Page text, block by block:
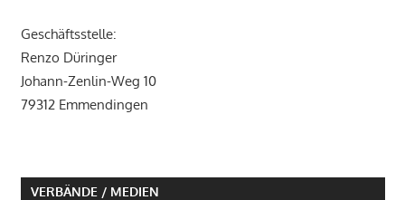
Geschäftsstelle:
Renzo Düringer
Johann-Zenlin-Weg 10
79312 Emmendingen
VERBÄNDE / MEDIEN